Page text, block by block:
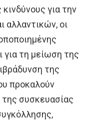
για την
αλλαντικών, οι
για τη μείωση της
της
προκαλούν
συσκευασίας